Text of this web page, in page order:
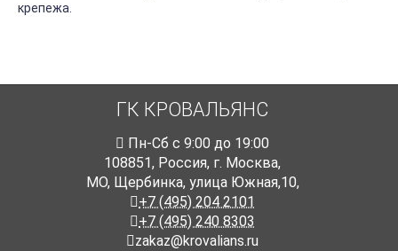
крепежа.
ГК КРОВАЛЬЯНС
Пн-Cб с 9:00 до 19:00
108851, Россия, г. Москва,
МО, Щербинка, улица Южная,10,
+7 (495) 204 2101
+7 (495) 240 8303
zakaz@krovalians.ru